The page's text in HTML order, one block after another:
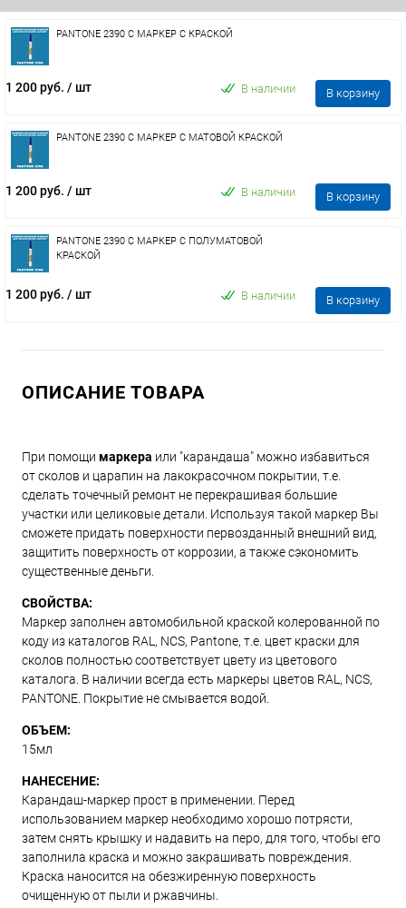
PANTONE 2390 C МАРКЕР С КРАСКОЙ
1 200 руб. / шт В наличии В корзину
PANTONE 2390 C МАРКЕР С МАТОВОЙ КРАСКОЙ
1 200 руб. / шт В наличии В корзину
PANTONE 2390 C МАРКЕР С ПОЛУМАТОВОЙ
КРАСКОЙ
1 200 руб. / шт В наличии В корзину
ОПИСАНИЕ ТОВАРА
При помощи маркера или "карандаша" можно избавиться
от сколов и царапин на лакокрасочном покрытии, т.е.
сделать точечный ремонт не перекрашивая большие
участки или целиковые детали. Используя такой маркер Вы
сможете придать поверхности первозданный внешний вид,
защитить поверхность от коррозии, а также сэкономить
существенные деньги.
СВОЙСТВА:
Маркер заполнен автомобильной краской колерованной по
коду из каталогов RAL, NCS, Pantone, т.е. цвет краски для
сколов полностью соответствует цвету из цветового
каталога. В наличии всегда есть маркеры цветов RAL, NCS,
PANTONE. Покрытие не смывается водой.
ОБЪЕМ:
15мл
НАНЕСЕНИЕ:
Карандаш-маркер прост в применении. Перед
использованием маркер необходимо хорошо потрясти,
затем снять крышку и надавить на перо, для того, чтобы его
заполнила краска и можно закрашивать повреждения.
Краска наносится на обезжиренную поверхность
очищенную от пыли и ржавчины.